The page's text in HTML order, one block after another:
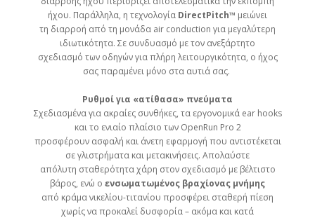
ήχου. Παράλληλα, η τεχνολογία DirectPitch™ μειώνει
τη διαρροή από τη μονάδα air conduction για μεγαλύτερη
ιδιωτικότητα. Σε συνδυασμό με τον ανεξάρτητο
σχεδιασμό των οδηγών για πλήρη λειτουργικότητα, ο ήχος
σας παραμένει μόνο στα αυτιά σας.
Ρυθμοί για «ατίθασα» πνεύματα
Σχεδιασμένα για ακραίες συνθήκες, τα εργονομικά ear hooks
και το ενιαίο πλαίσιο των OpenRun Pro 2
προσφέρουν ασφαλή και άνετη εφαρμογή που αντιστέκεται
σε γλιστρήματα και μετακινήσεις. Απολαύστε
απόλυτη σταθερότητα χάρη στον σχεδιασμό με βέλτιστο
βάρος, ενώ ο ενσωματωμένος βραχίονας μνήμης
από κράμα νικελίου-τιτανίου προσφέρει σταθερή πίεση
χωρίς να προκαλεί δυσφορία – ακόμα και κατά